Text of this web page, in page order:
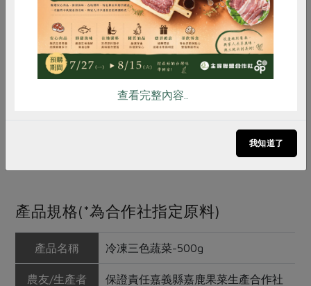
產品規格(*為合作社指定原料)
產品名稱 冷凍三色蔬菜-500g
農友/生產者 保證責任嘉義縣嘉鹿果菜生產合作社
雞蛋 食安 共同購買
查看完整內容..
我知道了